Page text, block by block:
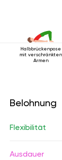
Halbbrückenpose
mit verschränkten
Armen
Belohnung
Flexibilität
Ausdauer